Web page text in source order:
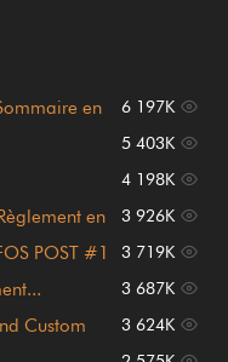
en
6 197K
5 403K
4 198K
en
3 926K
POST #1
3 719K
3 687K
Custom
3 624K